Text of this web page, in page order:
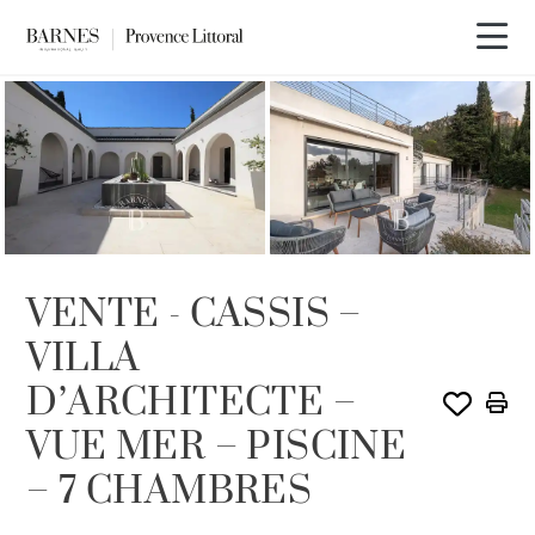
Visite vidéo
VENTE - CASSIS –
VILLA
D’ARCHITECTE –
VUE MER – PISCINE
– 7 CHAMBRES